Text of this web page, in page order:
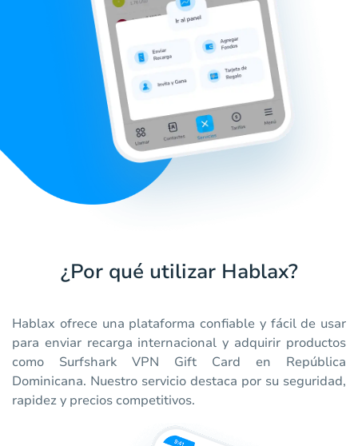
¿Por qué utilizar Hablax?
Hablax ofrece una plataforma confiable y fácil de usar
para enviar recarga internacional y adquirir productos
como Surfshark VPN Gift Card en República
Dominicana. Nuestro servicio destaca por su seguridad,
rapidez y precios competitivos.